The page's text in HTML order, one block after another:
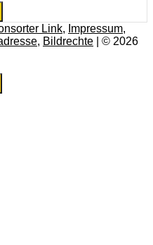
Link, Impressum,
, Bildrechte | © 2026